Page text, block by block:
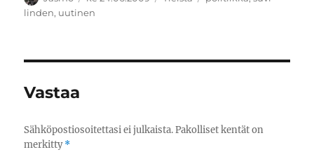
linden, uutinen
Vastaa
Sähköpostiosoitettasi ei julkaista. Pakolliset kentät on
merkitty*